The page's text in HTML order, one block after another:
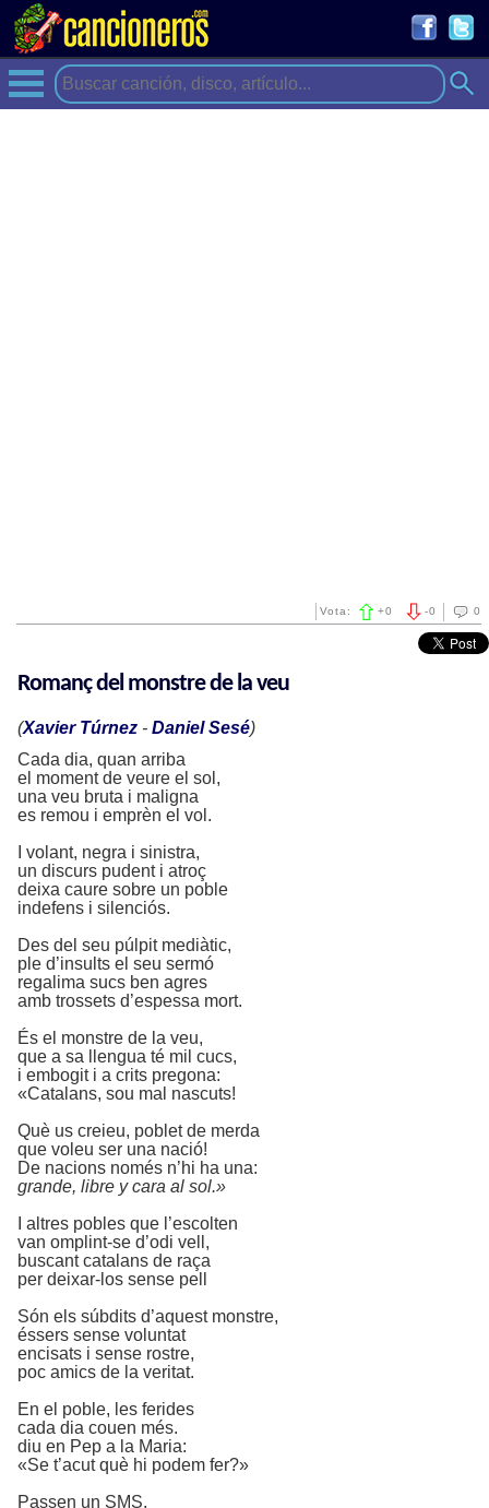
0
-0
Vota: +0
Romanç del monstre de la veu
(Xavier Túrnez - Daniel Sesé)
Cada dia, quan arriba
el moment de veure el sol,
una veu bruta i maligna
es remou i emprèn el vol.
I volant, negra i sinistra,
un discurs pudent i atroç
deixa caure sobre un poble
indefens i silenciós.
Des del seu púlpit mediàtic,
ple d’insults el seu sermó
regalima sucs ben agres
amb trossets d’espessa mort.
És el monstre de la veu,
que a sa llengua té mil cucs,
i embogit i a crits pregona:
«Catalans, sou mal nascuts!
Què us creieu, poblet de merda
que voleu ser una nació!
De nacions només n’hi ha una:
grande, libre y cara al sol.»
I altres pobles que l’escolten
van omplint-se d’odi vell,
buscant catalans de raça
per deixar-los sense pell
Són els súbdits d’aquest monstre,
éssers sense voluntat
encisats i sense rostre,
poc amics de la veritat.
En el poble, les ferides
cada dia couen més.
diu en Pep a la Maria:
«Se t’acut què hi podem fer?»
Passen un SMS,